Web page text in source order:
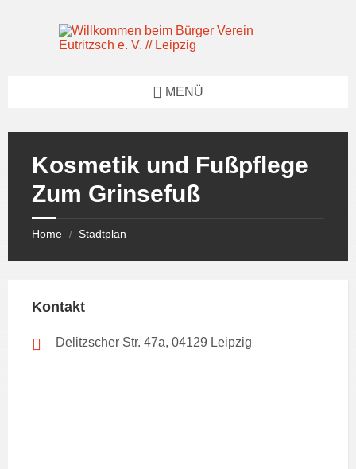
MENÜ
Kosmetik und Fußpflege
Zum Grinsefuß
Home / Stadtplan
Kontakt
Delitzscher Str. 47a, 04129 Leipzig